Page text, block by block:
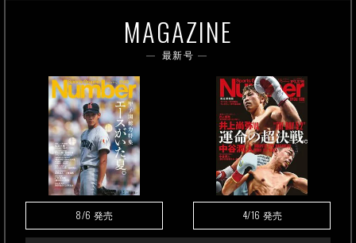
MAGAZINE
最新号
8/6 発売 4/16 発売